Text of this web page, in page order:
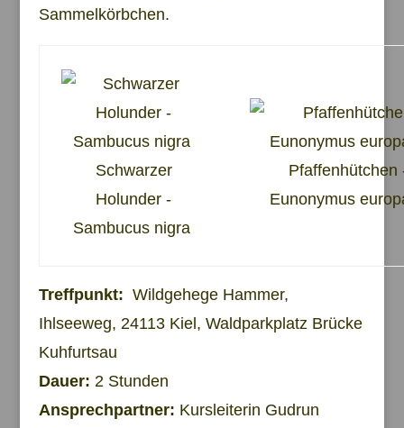
Sammelkörbchen.
Schwarzer
Holunder -
Sambucus nigra
Eunonymus
Treffpunkt: Wildgehege Hammer,
Ihlseeweg, 24113 Kiel, Waldparkplatz Brücke
Kuhfurtsau
Dauer: 2 Stunden
Ansprechpartner: Kursleiterin Gudrun